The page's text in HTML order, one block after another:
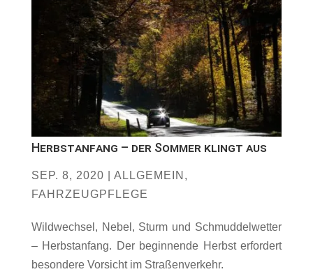
Herbstanfang – der Sommer klingt aus
SEP. 8, 2020 ALLGEMEIN ,
FAHRZEUGPFLEGE
Wildwechsel, Nebel, Sturm und Schmuddelwetter
– Herbstanfang. Der beginnende Herbst erfordert
besondere Vorsicht im Straßenverkehr.